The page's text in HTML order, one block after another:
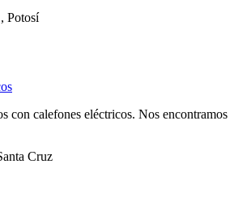
, Potosí
con calefones eléctricos. Nos encontramos
Cruz